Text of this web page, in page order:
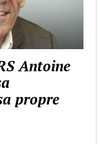
Antoine
propre